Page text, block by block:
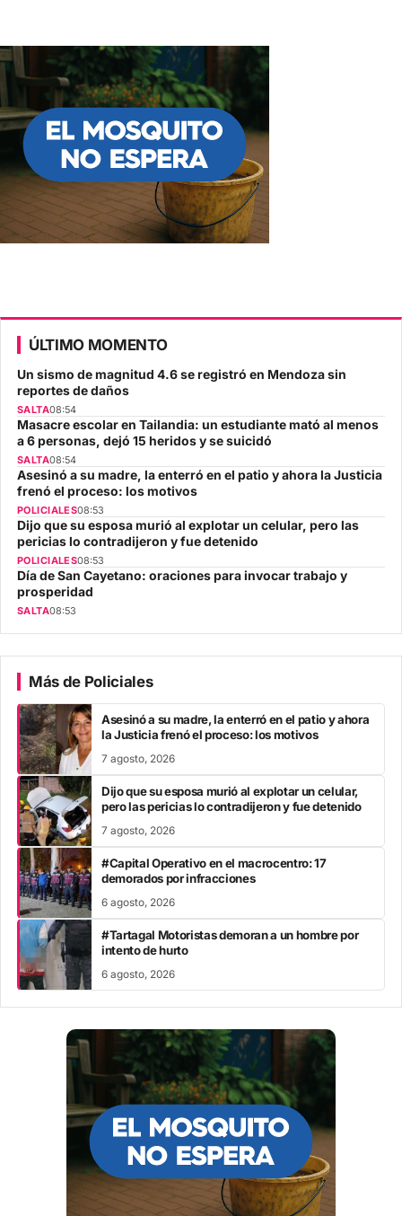
ÚLTIMO MOMENTO
Un sismo de magnitud 4.6 se registró en Mendoza sin
reportes de daños
SALTA08:54
Masacre escolar en Tailandia: un estudiante mató al menos
a 6 personas, dejó 15 heridos y se suicidó
SALTA08:54
Asesinó a su madre, la enterró en el patio y ahora la Justicia
frenó el proceso: los motivos
POLICIALES08:53
Dijo que su esposa murió al explotar un celular, pero las
pericias lo contradijeron y fue detenido
POLICIALES08:53
Día de San Cayetano: oraciones para invocar trabajo y
prosperidad
SALTA08:53
Más de Policiales
Asesinó a su madre, la enterró en el patio y ahora
la Justicia frenó el proceso: los motivos
7 agosto, 2026
Dijo que su esposa murió al explotar un celular,
pero las pericias lo contradijeron y fue detenido
7 agosto, 2026
#Capital Operativo en el macrocentro: 17
demorados por infracciones
6 agosto, 2026
#Tartagal Motoristas demoran a un hombre por
intento de hurto
6 agosto, 2026